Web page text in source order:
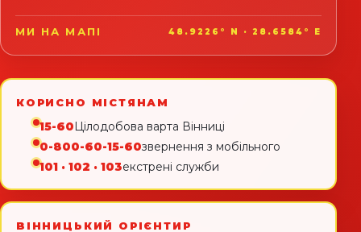
МИ НА МАПІ 48.9226° N · 28.6584° E
КОРИСНО МІСТЯНАМ
15-60Цілодобова варта Вінниці
0-800-60-15-60звернення з мобільного
101 · 102 · 103екстрені служби
ВІННИЦЬКИЙ ОРІЄНТИР